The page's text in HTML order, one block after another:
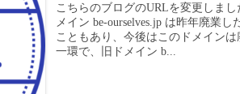
こちらのブログのURLを変更しま
メイン be-ourselves.jp は昨年廃業
こともあり、今後はこのドメイン
一環で、旧ドメイン b...